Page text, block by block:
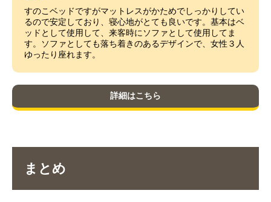
すのこベッドですがマットレスがかためでしっかりしてい
るので安定しており、寝心地がとても良いです。基本はベ
ッドとして使用して、来客時にソファとして使用してま
す。ソファとしても落ち着きのあるデザインで、女性３人
ゆったり座れます。
詳細はこちら
まとめ